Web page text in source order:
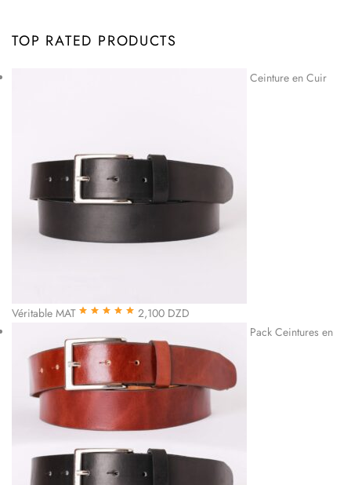
TOP RATED PRODUCTS
Ceinture en Cuir
Véritable MAT 2,100 DZD
Pack Ceintures en